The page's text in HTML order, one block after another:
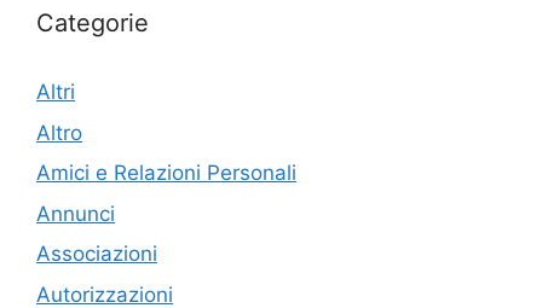
Categorie
Altri
Altro
Amici e Relazioni Personali
Annunci
Associazioni
Autorizzazioni